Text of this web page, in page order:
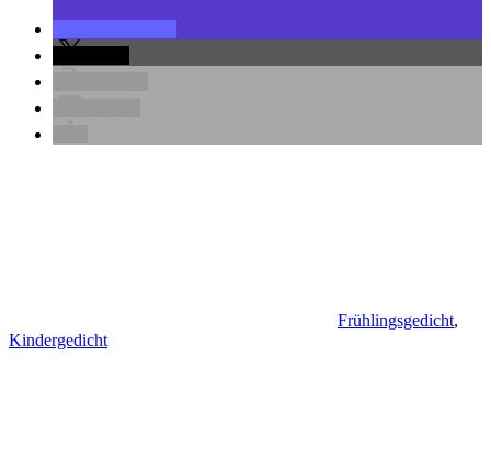
Frühlingsgedicht,
Kindergedicht